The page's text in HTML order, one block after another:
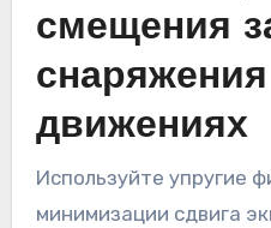
смещения
движениях
Используйте упругие
минимизации сдвига